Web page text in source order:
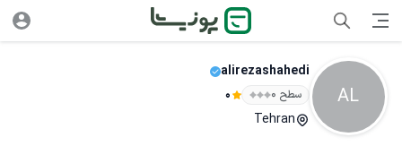
AL
alirezashahedi
سطح ۰ 0
Tehran